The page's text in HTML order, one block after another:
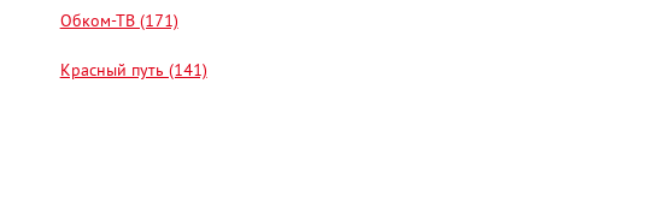
Обком-ТВ (171)
Красный путь (141)